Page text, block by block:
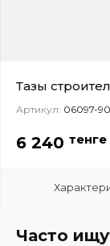
Тазы
Артикул: 06097-90
6 240 тенге
Часто